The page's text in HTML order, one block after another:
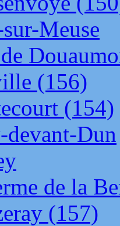
Meuse
(156)
(154)
Dun
de la
(157)